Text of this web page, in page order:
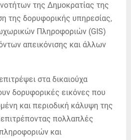
της Δημοκρατίας της
της δορυφορικής υπηρεσίας,
Πληροφοριών (GIS)
απεικόνισης και άλλων
στα δικαιούχα
δορυφορικές εικόνες που
και περιοδική κάλυψη της
πολλαπλές
και